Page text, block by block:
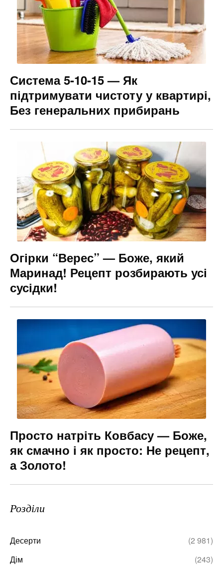
Система 5-10-15 — Як
підтримувати чистоту у квартирі,
Без генеральних прибирань
Огірки “Верес” — Боже, який
Маринад! Рецепт розбирають усі
сусідки!
Просто натріть Ковбасу — Боже,
як смачно і як просто: Не рецепт,
а Золото!
Розділи
Десерти
(2 981)
Дім
(243)